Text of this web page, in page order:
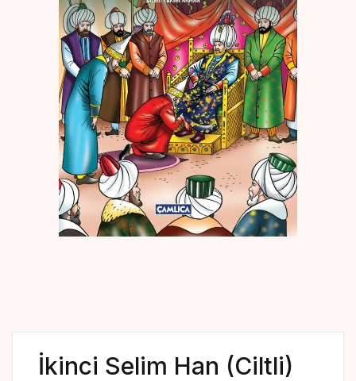
Kaynak Eserler
Osmanlı Tarihi
Proje – Araştırma
Selçuklu Tarihi
Seyahatname
Tercüme Eserler
Yedikıta Dergisi
Create Account
İkinci Selim Han (Ciltli)